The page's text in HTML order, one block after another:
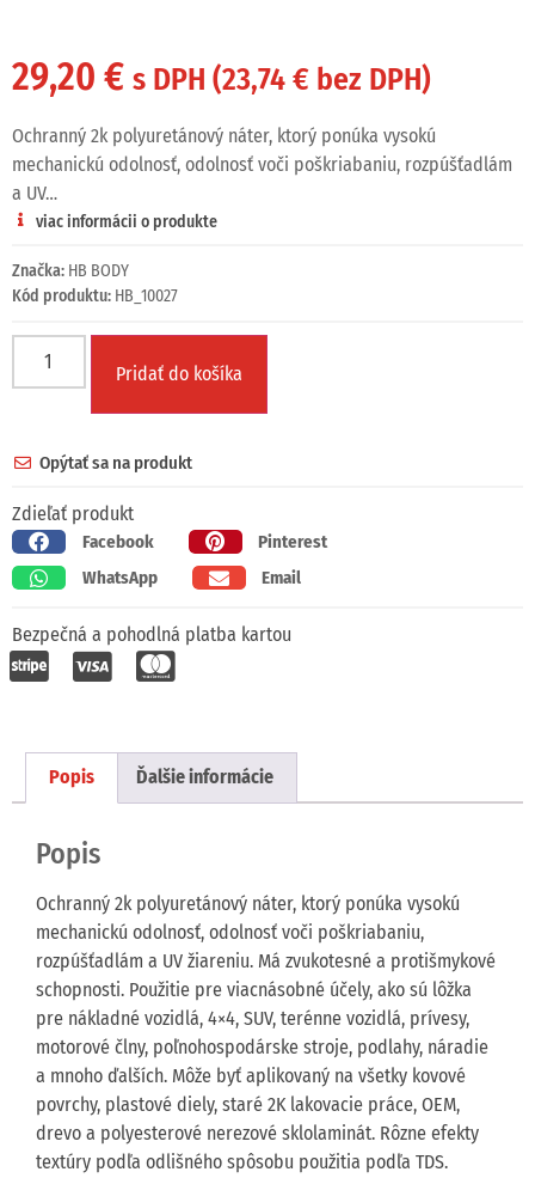
29,20 € s DPH (23,74€ bez DPH)
Ochranný 2k polyuretánový náter, ktorý ponúka vysokú
mechanickú odolnosť, odolnosť voči poškriabaniu, rozpúšťadlám
a UV…
viac informácii o produkte
Značka: HB BODY
Kód produktu: HB_10027
Pridať do košíka
Opýtať sa na produkt
Zdieľať produkt
Facebook
Pinterest
WhatsApp
Email
Bezpečná a pohodlná platba kartou
Popis Ďalšie informácie
Popis
Ochranný 2k polyuretánový náter, ktorý ponúka vysokú
mechanickú odolnosť, odolnosť voči poškriabaniu,
rozpúšťadlám a UV žiareniu. Má zvukotesné a protišmykové
schopnosti. Použitie pre viacnásobné účely, ako sú lôžka
pre nákladné vozidlá, 4×4, SUV, terénne vozidlá, prívesy,
motorové člny, poľnohospodárske stroje, podlahy, náradie
a mnoho ďalších. Môže byť aplikovaný na všetky kovové
povrchy, plastové diely, staré 2K lakovacie práce, OEM,
drevo a polyesterové nerezové sklolaminát. Rôzne efekty
textúry podľa odlišného spôsobu použitia podľa TDS.